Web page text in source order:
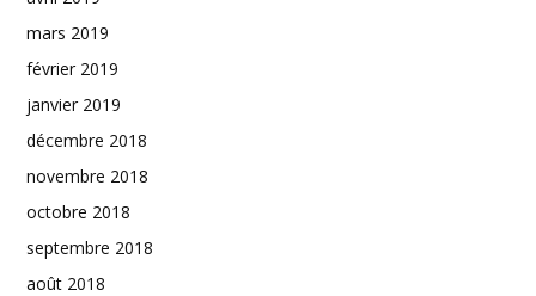
mars 2019
février 2019
janvier 2019
décembre 2018
novembre 2018
octobre 2018
septembre 2018
août 2018